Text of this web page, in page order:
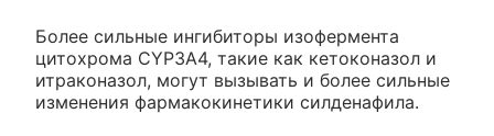
Более сильные ингибиторы изофермента
цитохрома CYP3A4, такие как кетоконазол и
итраконазол, могут вызывать и более сильные
изменения фармакокинетики силденафила.